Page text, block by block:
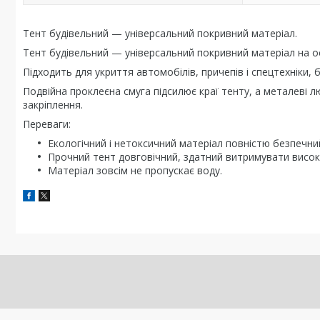
Тент будівельний — універсальний покривний матеріал.
Тент будівельний — універсальний покривний матеріал на
Підходить для укриття автомобілів, причепів і
Подвійна проклеєна смуга підсилює краї тенту, а
закріплення.
Переваги:
Екологічний і нетоксичний матеріал повністю
Прочний тент довговічний, здатний витримувати
Матеріал зовсім не пропускає воду.